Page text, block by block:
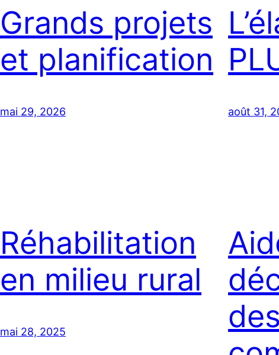
Grands projets
et planification
mai 29, 2026 août 31,
Réhabilitation
en milieu rural
mai 28, 2025